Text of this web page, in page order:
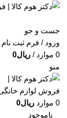
جست و جو
ورود / فرم ثبت نام
0 موارد / ریال0
منو
0 موارد ریال0
ناموجود